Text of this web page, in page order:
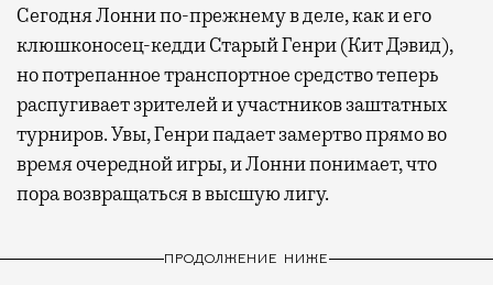
Сегодня Лонни по-прежнему в деле, как и его
клюшконосец-кедди Старый Генри (Кит Дэвид),
но потрепанное транспортное средство теперь
распугивает зрителей и участников заштатных
турниров. Увы, Генри падает замертво прямо во
время очередной игры, и Лонни понимает, что
пора возвращаться в высшую лигу.
ПРОДОЛЖЕНИЕ НИЖЕ